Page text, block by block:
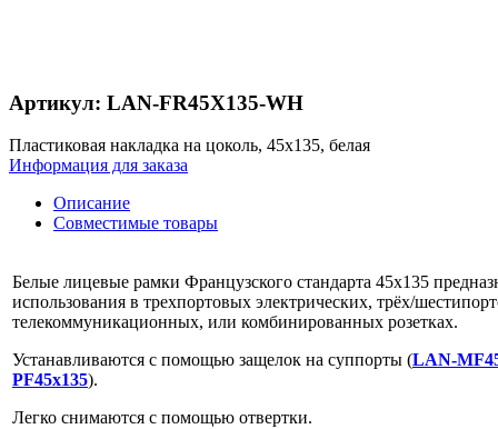
Артикул: LAN-FR45X135-WH
Пластиковая накладка на цоколь, 45x135, белая
Информация для заказа
Описание
Совместимые товары
Белые лицевые рамки Французcкого стандарта 45х135
использования в трехпортовых электрических, трёх/
телекоммуникационных, или комбинированных розетках.
Устанавливаются с помощью защелок на суппорты (LAN-
PF45x135).
Легко снимаются с помощью отвертки.